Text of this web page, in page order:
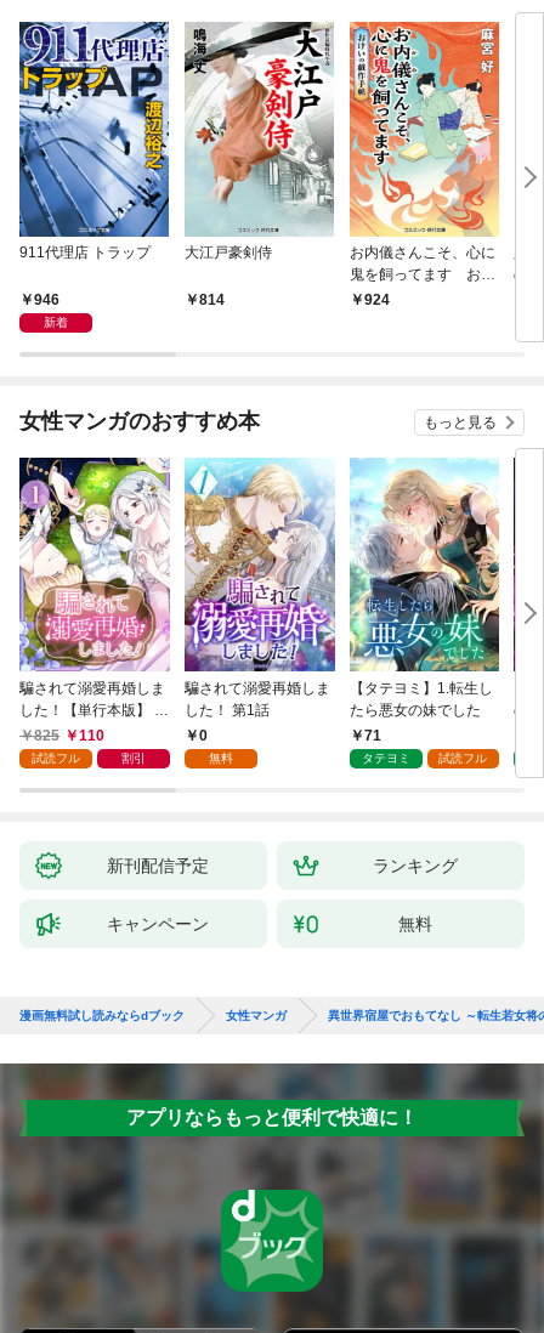
911代理店 トラップ
946
新着
大江戸豪剣侍
814
お内儀さんこそ、心に
鬼を飼ってます おけ
いの戯作手帖
924
の
女性マンガのおすすめ本 もっと見る
騙されて溺愛再婚しま
した！【単行本版】 1
巻825 110
試読フル 割引
騙されて溺愛再婚しま
した！ 第1話
0
無料
【タテヨミ】1.転生し
たら悪女の妹でした
71
タテヨミ 試読フル
の
新刊配信予定 ランキング
キャンペーン 無料
漫画無料試し読みならdブック 女性マンガ 異世界宿屋でおもてなし ～転生若女将
アプリならもっと便利で快適に！